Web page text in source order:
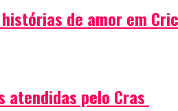
de amor em
atendidas pelo Cras